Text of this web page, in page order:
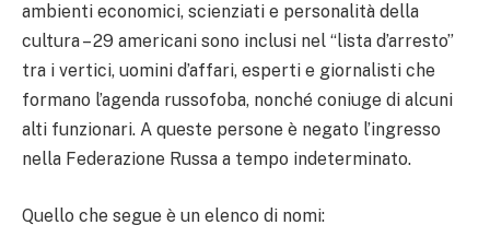
ambienti economici, scienziati e personalità della
cultura – 29 americani sono inclusi nel “lista d’arresto”
tra i vertici, uomini d’affari, esperti e giornalisti che
formano l’agenda russofoba, nonché coniuge di alcuni
alti funzionari. A queste persone è negato l’ingresso
nella Federazione Russa a tempo indeterminato.
Quello che segue è un elenco di nomi: